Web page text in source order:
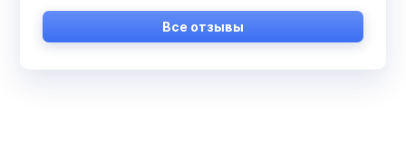
Все отзывы